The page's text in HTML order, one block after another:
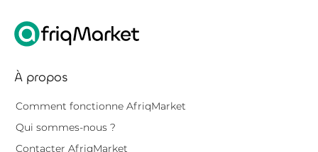
À propos
Comment fonctionne AfriqMarket
Qui sommes-nous ?
Contacter AfriqMarket